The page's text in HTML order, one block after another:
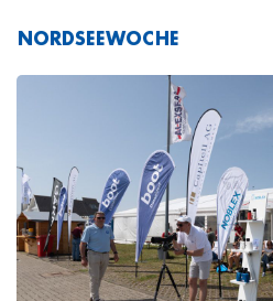
NORDSEEWOCHE
1200-800-max